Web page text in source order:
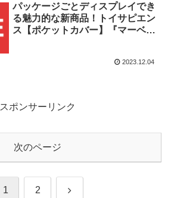
パッケージごとディスプレイでき
る魅力的な新商品！トイサピエン
ス【ポケットカバー】『マーベ
2023.12.04
スポンサーリンク
次のページ
1 2 次